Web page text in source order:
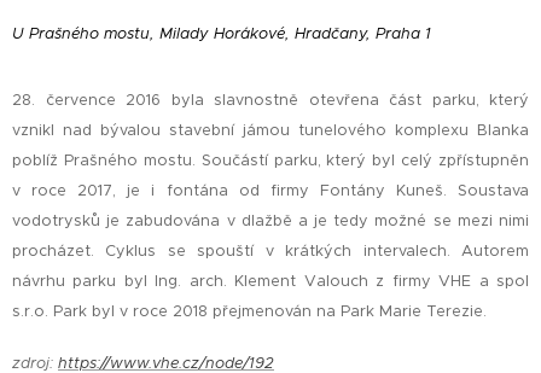
U Prašného mostu, Milady Horákové, Hradčany, Praha 1
28. července 2016 byla slavnostně otevřena část parku, který
vznikl nad bývalou stavební jámou tunelového komplexu Blanka
poblíž Prašného mostu. Součástí parku, který byl celý zpřístupněn
v roce 2017, je i fontána od firmy Fontány Kuneš. Soustava
vodotrysků je zabudována v dlažbě a je tedy možné se mezi nimi
procházet. Cyklus se spouští v krátkých intervalech. Autorem
návrhu parku byl Ing. arch. Klement Valouch z firmy VHE a spol
s.r.o. Park byl v roce 2018 přejmenován na Park Marie Terezie.
zdroj: https://www.vhe.cz/node/192